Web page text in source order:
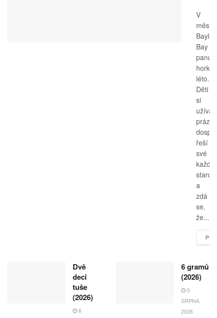
V
Bay
panuje
horké
léto.
Děti
si
užívají
řeší
své
a
zdá
se,
že...
Dvě
deci
tuše
(2026)
6
6 gramů
(2026)
5
SRPNA,
2026